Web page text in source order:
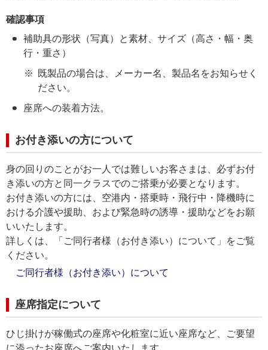
確認事項
補助具の形状（写真）と素材、サイズ（高さ・幅・奥
行・重さ）
既製品の場合は、メーカー名、製品名をお知らせく
ださい。
座席への装着方法。
お付き添いの方について
身の回りのことがお一人では難しいお客さまは、必ずお付
き添いの方と同一クラスでのご搭乗が必要となります。
お付き添いの方には、空港内・搭乗時・飛行中・降機時に
おける介護や援助、および緊急時の誘導・援助などをお願
いいたします。
詳しくは、「ご同行者様（お付き添い）について」をご覧
ください。
ご同行者様（お付き添い）について
座席指定について
ひじ掛けが稼働式の座席や化粧室に近い座席など、ご要望
に添ったお座席へご案内いたします。